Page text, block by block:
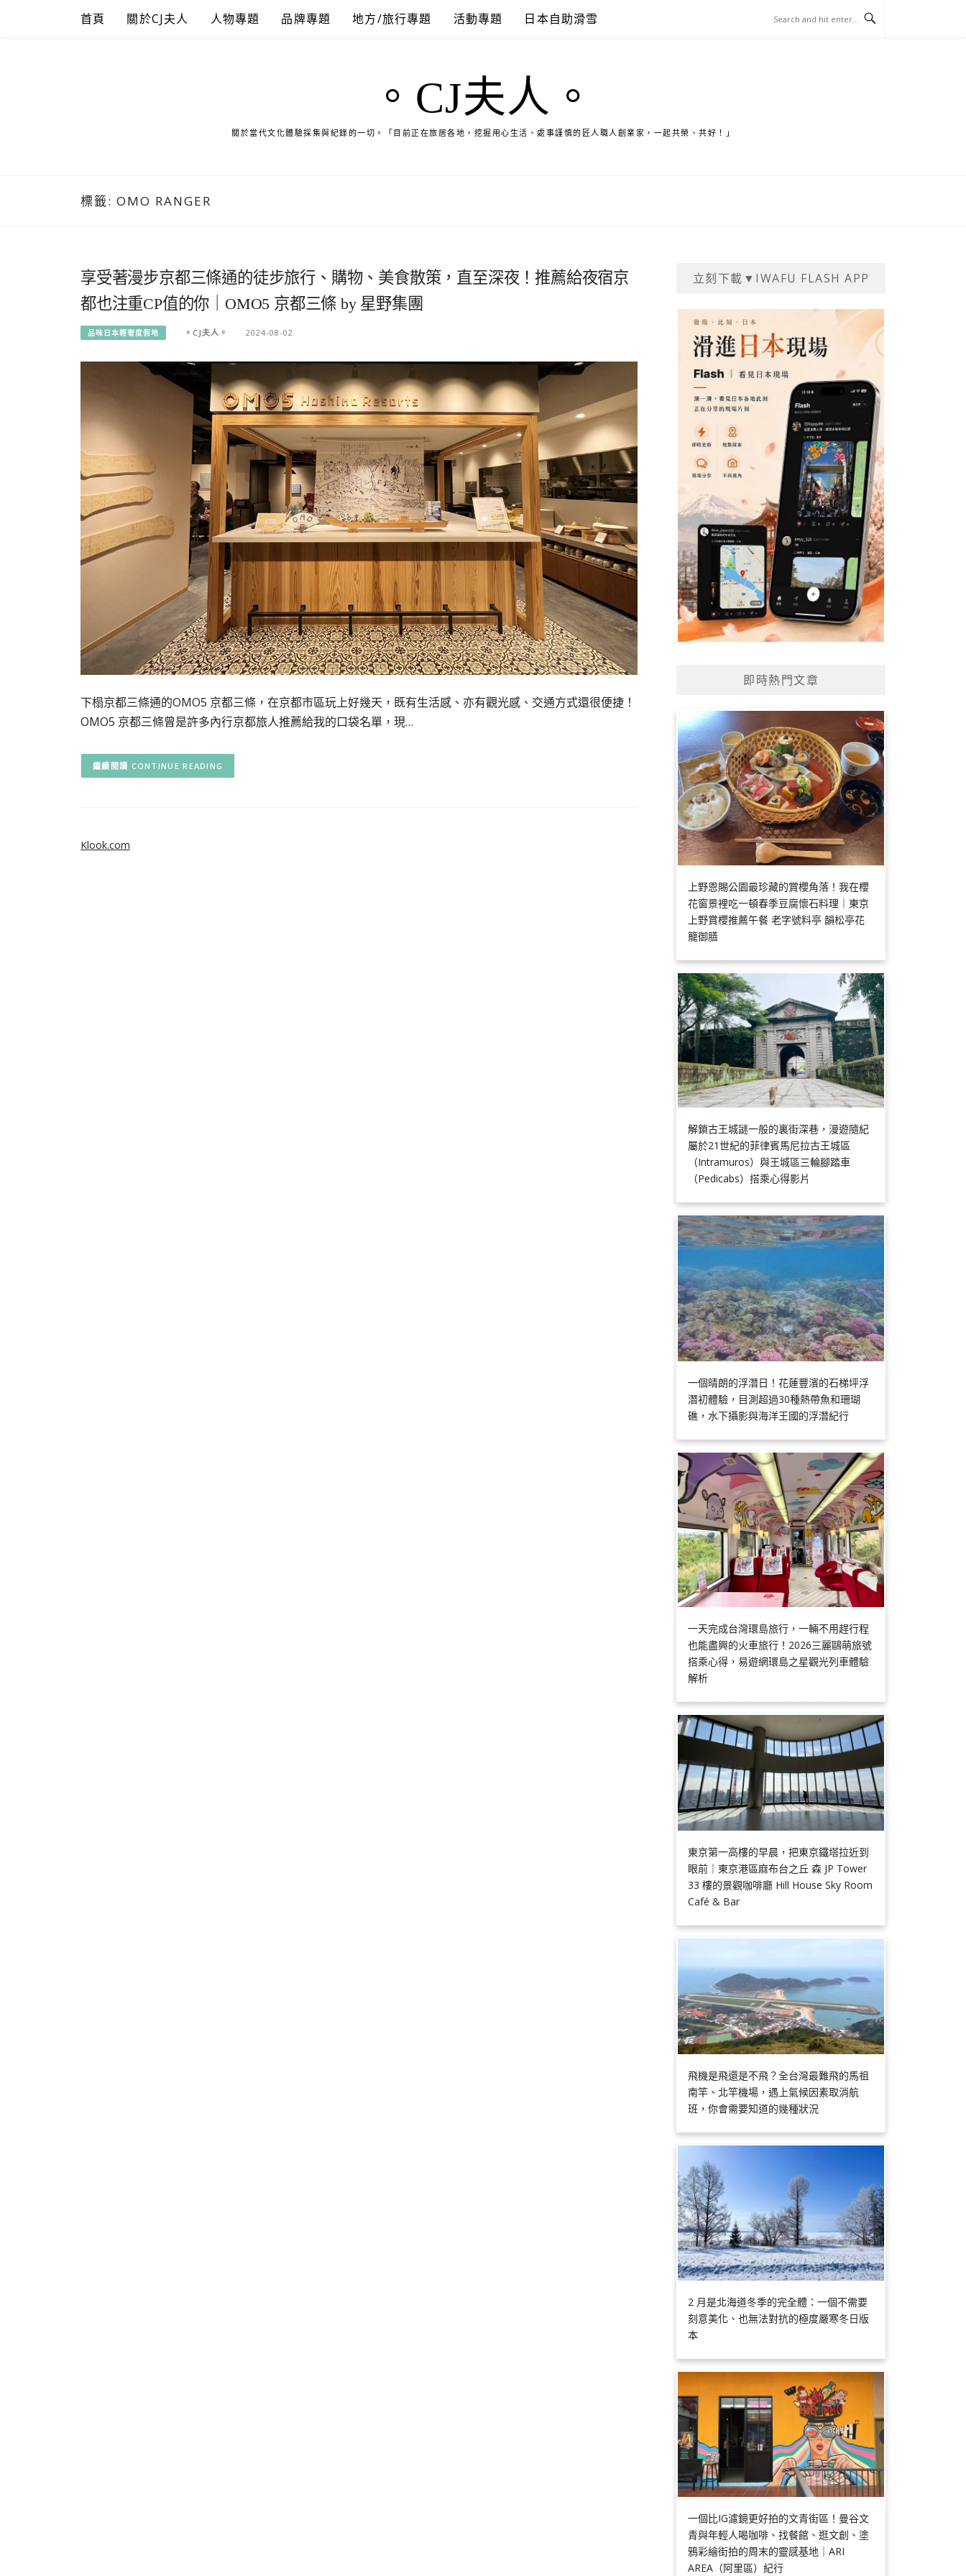
首頁 關於CJ夫人 人物專題 品牌專題 地方/旅行專題 活動專題 日本自助滑雪
。CJ夫人。
關於當代文化體驗採集與紀錄的一切。「目前正在旅居各地，挖掘用心生活、處事謹慎的匠人職人創業家，一起共榮、共好！」
標籤: OMO RANGER
享受著漫步京都三條通的徒步旅行、購物、美食散策，直至深夜！推薦給夜宿京
都也注重CP值的你｜OMO5 京都三條 by 星野集團
品味日本輕奢度假地 。CJ夫人。 2024-08-02
下榻京都三條通的OMO5 京都三條，在京都市區玩上好幾天，既有生活感、亦有觀光感、交通方式還很便捷！
OMO5 京都三條曾是許多內行京都旅人推薦給我的口袋名單，現…
CONTINUE READING
立刻下載▼IWAFU FLASH APP
即時熱門文章
上野恩賜公園最珍藏的賞櫻角落！我在櫻
花窗景裡吃一頓春季豆腐懷石料理｜東京
上野賞櫻推薦午餐 老字號料亭 韻松亭花
籠御膳
解鎖古王城謎一般的裏街深巷，漫遊隨紀
屬於21世紀的菲律賓馬尼拉古王城區
（Intramuros）與王城區三輪腳踏車
（Pedicabs）搭乘心得影片
一個晴朗的浮潛日！花蓮豐濱的石梯坪浮
潛初體驗，目測超過30種熱帶魚和珊瑚
礁，水下攝影與海洋王國的浮潛紀行
一天完成台灣環島旅行，一輛不用趕行程
也能盡興的火車旅行！2026三麗鷗萌旅號
搭乘心得，易遊網環島之星觀光列車體驗
解析
東京第一高樓的早晨，把東京鐵塔拉近到
眼前｜東京港區麻布台之丘 森 JP Tower
33 樓的景觀咖啡廳 Hill House Sky Room
Café & Bar
飛機是飛還是不飛？全台灣最難飛的馬祖
南竿、北竿機場，遇上氣候因素取消航
班，你會需要知道的幾種狀況
2 月是北海道冬季的完全體：一個不需要
刻意美化、也無法對抗的極度嚴寒冬日版
本
一個比IG濾鏡更好拍的文青街區！曼谷文
青與年輕人喝咖啡、找餐館、逛文創、塗
鴉彩繪街拍的周末的靈感基地｜ARI
AREA（阿里區）紀行
Klook.com